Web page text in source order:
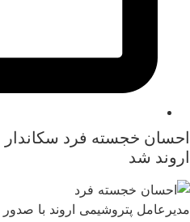
احسان خجسته‌ فرد
اروند شد
مدیرعامل پتروشیمی اروند با